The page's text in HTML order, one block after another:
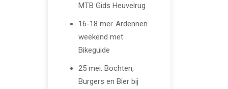
MTB Gids Heuvelrug
16-18 mei: Ardennen
weekend met
Bikeguide
25 mei: Bochten,
Burgers en Bier bij